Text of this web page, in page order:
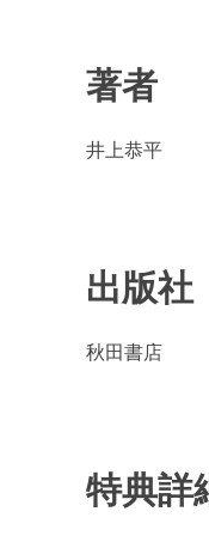
著者
井上恭平
出版社
秋田書店
特典詳